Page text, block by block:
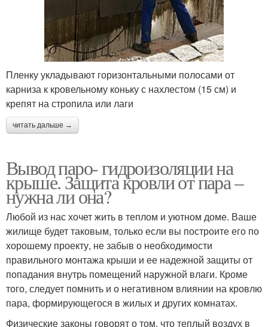
Пленку укладывают горизонтальными полосами от
карниза к кровельному коньку с нахлестом (15 см) и
крепят на стропила или лаги
читать дальше →
Вывод паро- гидроизоляции на
крыше. Защита кровли от пара –
нужна ли она?
Любой из нас хочет жить в теплом и уютном доме. Ваше
жилище будет таковым, только если вы построите его по
хорошему проекту, не забыв о необходимости
правильного монтажа крыши и ее надежной защиты от
попадания внутрь помещений наружной влаги. Кроме
того, следует помнить и о негативном влиянии на кровлю
пара, формирующегося в жилых и других комнатах.
Физические законы говорят о том, что теплый воздух в